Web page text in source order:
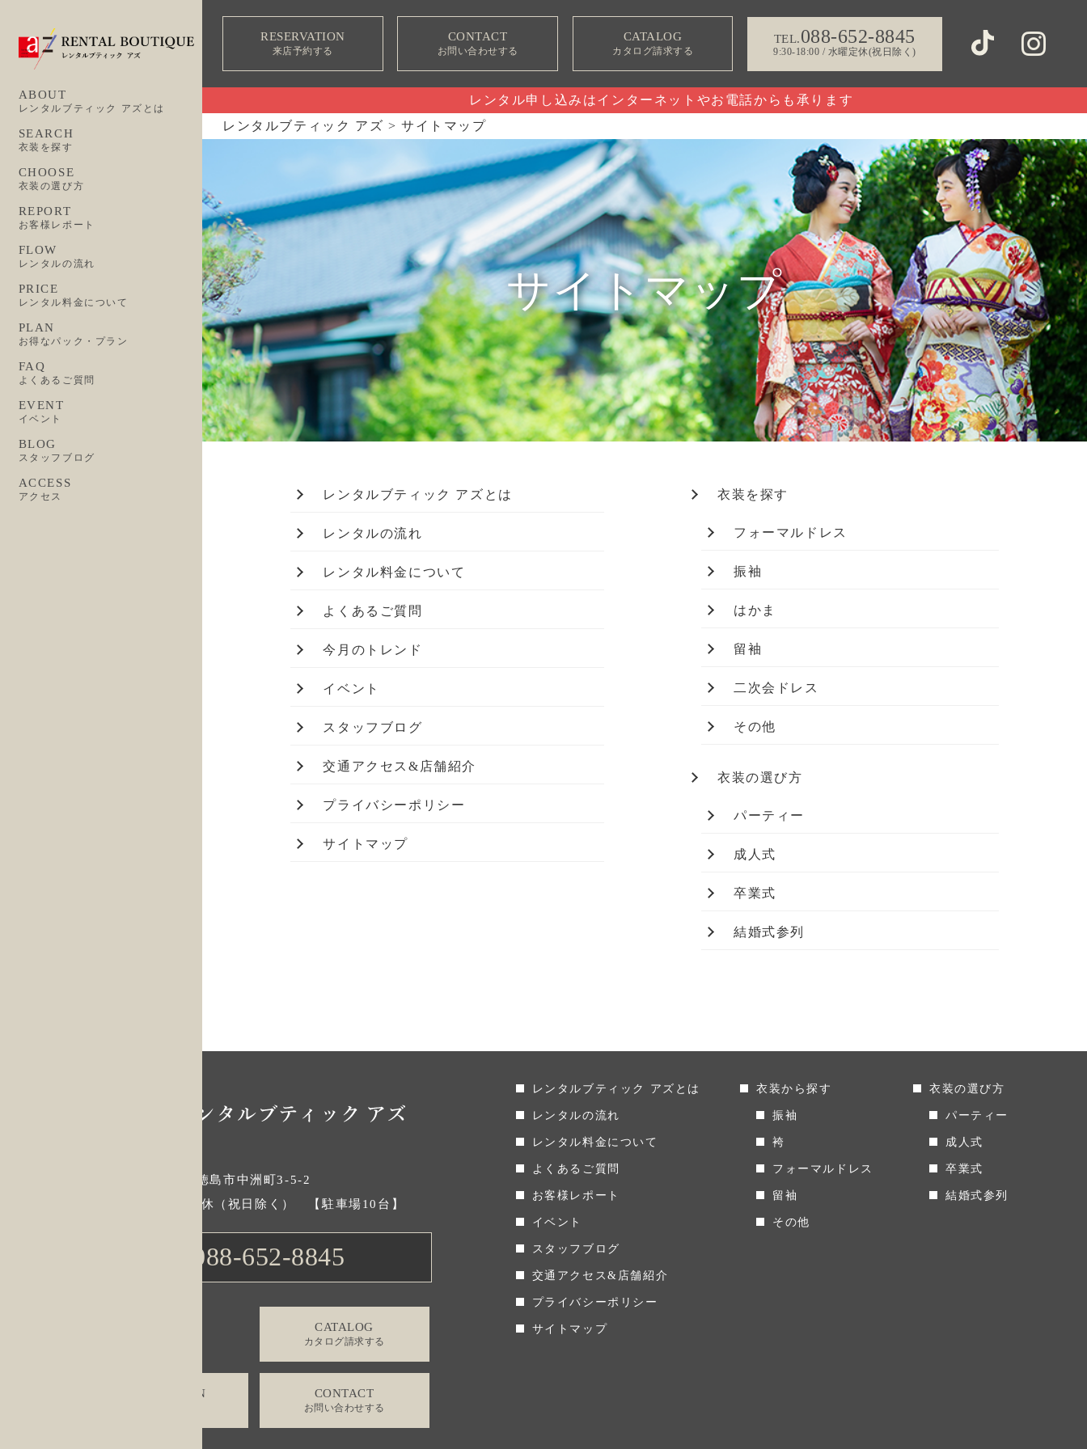
ABOUT
レンタルブティック アズとは
SEARCH
衣装を探す
CHOOSE
衣装の選び方
REPORT
お客様レポート
FLOW
レンタルの流れ
PRICE
レンタル料金について
PLAN
お得なパック・プラン
FAQ
よくあるご質問
EVENT
イベント
BLOG
スタッフブログ
ACCESS
アクセス
RESERVATION
来店予約する
CONTACT
お問い合わせする
CATALOG
カタログ請求する
TEL.088-652-8845
9:30-18:00 / 水曜定休(祝日除く)
レンタル申し込みはインターネットやお電話からも承ります
レンタルブティック アズ >サイトマップ
サイトマップ
レンタルブティック アズとは
レンタルの流れ
レンタル料金について
よくあるご質問
今月のトレンド
イベント
スタッフブログ
交通アクセス&店舗紹介
プライバシーポリシー
サイトマップ
衣装を探す
フォーマルドレス
振袖
はかま
留袖
二次会ドレス
その他
衣装の選び方
パーティー
成人式
卒業式
結婚式参列
〒770-0856 徳島県徳島市中洲町3-5-2
9:30-18:00 / 水曜定休（祝日除く） 【駐車場10台】
088-652-8845
CATALOG
カタログ請求する
RESERVATION CONTACT
お問い合わせする
レンタルブティック アズとは
レンタルの流れ
レンタル料金について
よくあるご質問
お客様レポート
イベント
スタッフブログ
交通アクセス&店舗紹介
プライバシーポリシー
サイトマップ
衣装から探す
振袖
袴
フォーマルドレス
留袖
その他
衣装の選び方
パーティー
成人式
卒業式
結婚式参列